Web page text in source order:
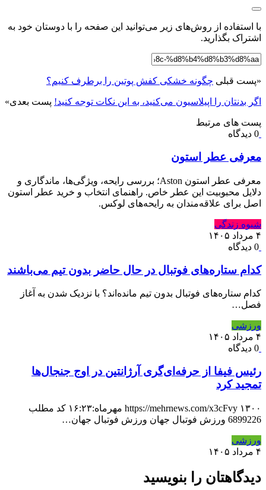
با استفاده از روش‌های زیر می‌توانید این صفحه را با دوستان خود به
اشتراک بگذارید.
«پست قبلی چگونه خشکی کفش پوتین را برطرف کنیم؟
اگر بدنتان را اپیلاسیون می‌کنید، به این نکات توجه کنید! پست بعدی»
پست های مرتبط
0 دیدگاه
معرفی عطر استون
معرفی عطر استون Aston؛ بررسی رایحه، ویژگی‌ها، ماندگاری و
دلایل محبوبیت این عطر خاص. راهنمای انتخاب و خرید عطر استون
اصل برای علاقه‌مندان به رایحه‌های لوکس.
شیوه زندگی
۴ مرداد ۱۴۰۵
0 دیدگاه
کدام ستاره‌های فوتبال در حال حاضر بدون تیم می‌باشند
کدام ستاره‌های فوتبال بدون تیم مانده‌اند؟ با نزدیک شدن به آغاز
فصل…
ورزشی
۴ مرداد ۱۴۰۵
0 دیدگاه
رئیس فیفا از حرفه‌ای‌گری آرژانتین در اوج جنجال‌ها
تمجید کرد
https://mehrnews.com/x3cFvy ۱۳۰۰ مهرماه:۱۶:۲۳ کد مطلب
6899226 ورزش فوتبال جهان ورزش فوتبال جهان…
ورزشی
۴ مرداد ۱۴۰۵
دیدگاهتان را بنویسید